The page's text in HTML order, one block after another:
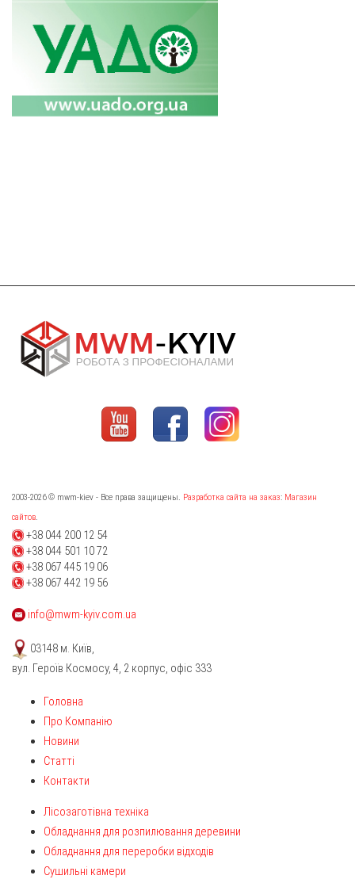
2003-2026 © mwm-kiev - Все права защищены. Разработка сайта на заказ: Магазин
сайтов.
+38 044 200 12 54
+38 044 501 10 72
+38 067 445 19 06
+38 067 442 19 56
info@mwm-kyiv.com.ua
03148 м. Київ,
вул. Героїв Космосу, 4, 2 корпус, офіс 333
Головна
Про Компанію
Новини
Статті
Контакти
Лісозаготівна техніка
Обладнання для розпилювання деревини
Обладнання для переробки відходів
Сушильні камери